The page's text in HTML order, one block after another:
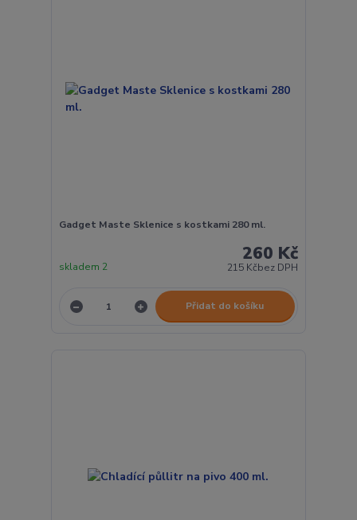
Gadget Maste Sklenice s kostkami 280 ml.
260 Kč
215 Kčbez DPH
skladem 2
Přidat do košíku